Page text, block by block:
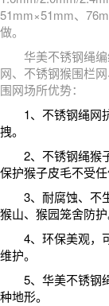
51mm×51mm、
做。
华美不锈钢绳
网、不锈钢猴围栏
围网场所优势：
1、不锈钢绳网
拽。
2、不锈钢绳猴
保护猴子皮毛不受任
3、耐腐蚀、不
猴山、 猴园笼舍防护
4、环保美观，
维护。
5、华美不锈钢
种地形。